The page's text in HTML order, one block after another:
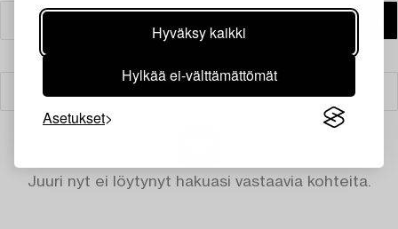
Hyväksy kaikki
Hylkää ei-välttämättömät
Asetukset
Juuri nyt ei löytynyt hakuasi vastaavia kohteita.